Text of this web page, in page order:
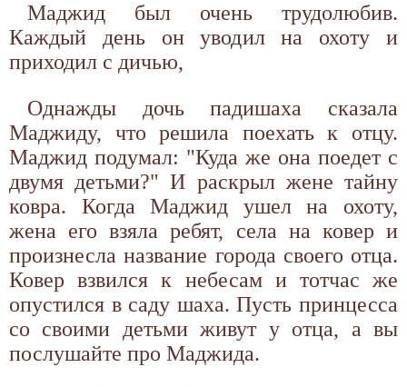
Маджид был очень трудолюбив.
Каждый день он уводил на охоту и
приходил с дичью,
Однажды дочь падишаха сказала
Маджиду, что решила поехать к отцу.
Маджид подумал: "Куда же она поедет с
двумя детьми?" И раскрыл жене тайну
ковра. Когда Маджид ушел на охоту,
жена его взяла ребят, села на ковер и
произнесла название города своего отца.
Ковер взвился к небесам и тотчас же
опустился в саду шаха. Пусть принцесса
со своими детьми живут у отца, а вы
послушайте про Маджида.